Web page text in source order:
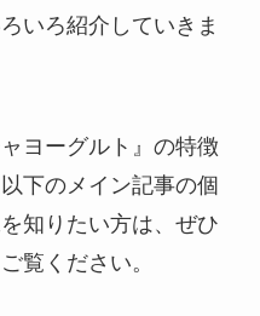
いろ紹介していきま
ヨーグルト』の特徴
下のメイン記事の個
知りたい方は、ぜひ
覧ください。